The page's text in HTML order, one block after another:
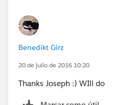
Benedikt Girz
20 de julio de 2016 10:20
Thanks Joseph :) WIll do